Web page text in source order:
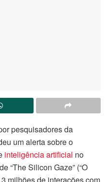
pesquisadores da
um alerta sobre o
inteligência artificial no
“The Silicon Gaze” (“O
milhões de interações com